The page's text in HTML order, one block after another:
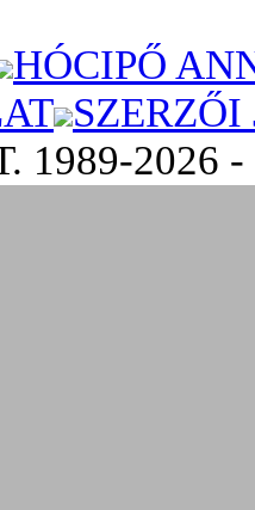
HÓCIPŐ
SZERZŐI
1989-2026